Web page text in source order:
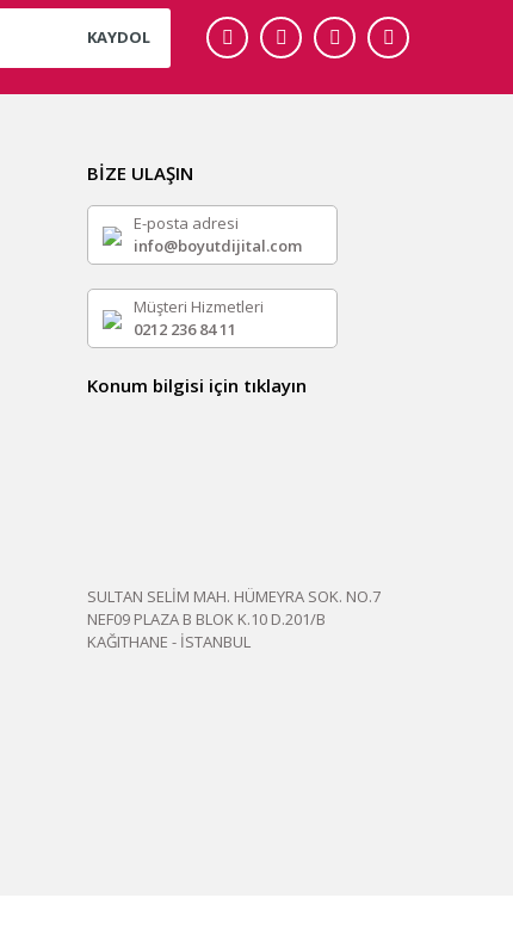
KAYDOL
BİZE ULAŞIN
E-posta adresi
info@boyutdijital.com
Müşteri Hizmetleri
0212 236 84 11
Konum bilgisi için tıklayın
SULTAN SELİM MAH. HÜMEYRA SOK. NO.7
NEF09 PLAZA B BLOK K.10 D.201/B
KAĞITHANE - İSTANBUL